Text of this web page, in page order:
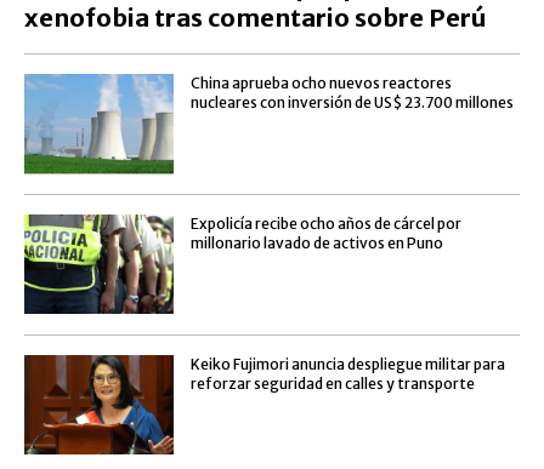
xenofobia tras comentario sobre Perú
China aprueba ocho nuevos reactores
nucleares con inversión de US$ 23.700 millones
Expolicía recibe ocho años de cárcel por
millonario lavado de activos en Puno
Keiko Fujimori anuncia despliegue militar para
reforzar seguridad en calles y transporte